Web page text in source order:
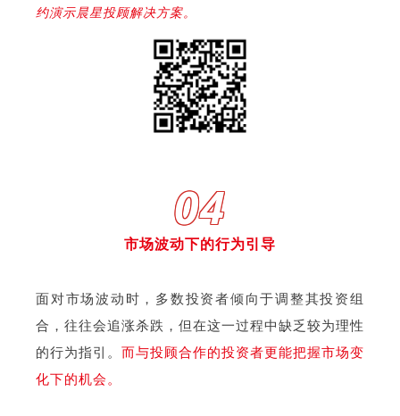
约演示晨星投顾解决方案。
04
市场波动下的行为引导
面对市场波动时，多数投资者倾向于调整其投资组
合，往往会追涨杀跌，但在这一过程中缺乏较为理性
的行为指引。 而与投顾合作的投资者更能把握市场变
化下的机会。